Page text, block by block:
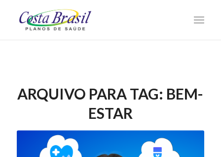
ARQUIVO PARA TAG: BEM-
ESTAR